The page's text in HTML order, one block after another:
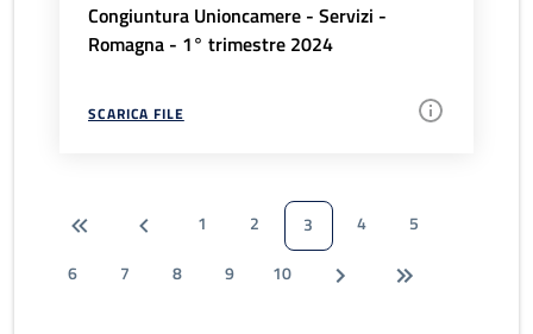
Congiuntura Unioncamere - Servizi -
Romagna - 1° trimestre 2024
SCARICA FILE
1 2 3 4
5
6
7 8 9 10